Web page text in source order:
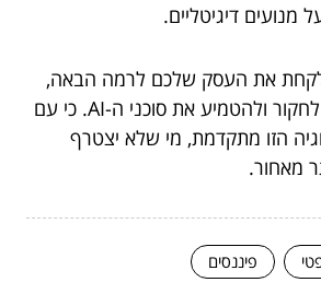
מנועים דיגיטליים.
את העסק שלכם לרמה הבאה,
אל תחכו – תתחילו לחקור ולהטמיע את סוכני ה-AI. כי עם
הזו מתקדמת, מי שלא יצטרף
מאחור.
פיננסים